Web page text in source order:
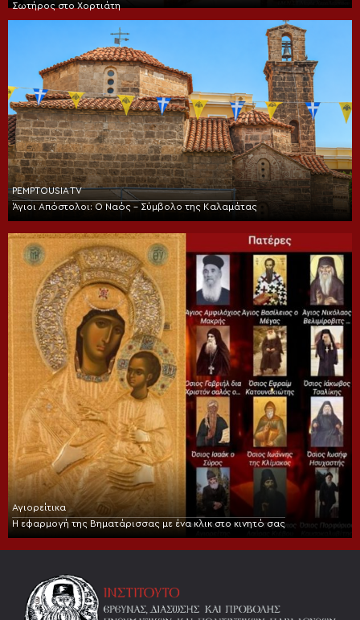
Σωτήρος στο Χορτιάτη
PEMPTOUSIA TV
Άγιοι Απόστολοι: Ο Ναός – Σύμβολο της Καλαμάτας
Αγιορείτικα
Η εφαρμογή της Βηματάρισσας με ένα κλικ στο κινητό σας